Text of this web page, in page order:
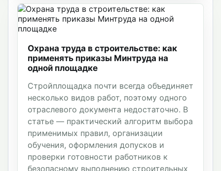
Охрана труда в строительстве: как
применять приказы Минтруда на
одной площадке
Стройплощадка почти всегда объединяет
несколько видов работ, поэтому одного
отраслевого документа недостаточно. В
статье — практический алгоритм выбора
применимых правил, организации
обучения, оформления допусков и
проверки готовности работников к
безопасному выполнению строительных